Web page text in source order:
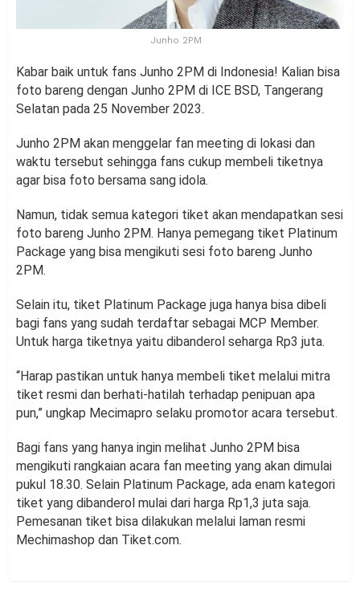
Junho 2PM
Kabar baik untuk fans Junho 2PM di Indonesia! Kalian bisa
foto bareng dengan Junho 2PM di ICE BSD, Tangerang
Selatan pada 25 November 2023.
Junho 2PM akan menggelar fan meeting di lokasi dan
waktu tersebut sehingga fans cukup membeli tiketnya
agar bisa foto bersama sang idola.
Namun, tidak semua kategori tiket akan mendapatkan sesi
foto bareng Junho 2PM. Hanya pemegang tiket Platinum
Package yang bisa mengikuti sesi foto bareng Junho
2PM.
Selain itu, tiket Platinum Package juga hanya bisa dibeli
bagi fans yang sudah terdaftar sebagai MCP Member.
Untuk harga tiketnya yaitu dibanderol seharga Rp3 juta.
“Harap pastikan untuk hanya membeli tiket melalui mitra
tiket resmi dan berhati-hatilah terhadap penipuan apa
pun,” ungkap Mecimapro selaku promotor acara tersebut.
Bagi fans yang hanya ingin melihat Junho 2PM bisa
mengikuti rangkaian acara fan meeting yang akan dimulai
pukul 18.30. Selain Platinum Package, ada enam kategori
tiket yang dibanderol mulai dari harga Rp1,3 juta saja.
Pemesanan tiket bisa dilakukan melalui laman resmi
Mechimashop dan Tiket.com.